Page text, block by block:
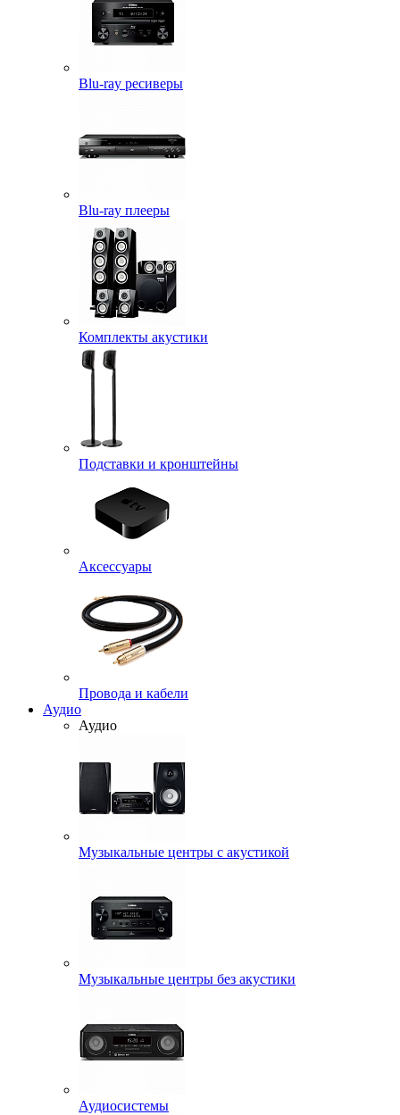
Blu-ray ресиверы
Blu-ray плееры
Комплекты акустики
Подставки и кронштейны
Аксессуары
Провода и кабели
Аудио
Аудио
Музыкальные центры с акустикой
Музыкальные центры без акустики
Аудиосистемы